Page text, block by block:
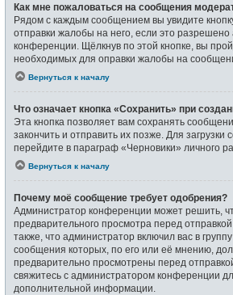
Как мне пожаловаться на сообщения
Рядом с каждым сообщением вы увидите
отправки жалобы на него, если это
конференции. Щёлкнув по этой кнопке, вы
необходимых для оправки жалобы на
Вернуться к началу
Что означает кнопка «Сохранить» при
Эта кнопка позволяет вам сохранять
закончить и отправить их позже. Для загрузки
перейдите в параграф «Черновики» личного
Вернуться к началу
Почему моё сообщение требует одобрения?
Администратор конференции может решить,
предварительного просмотра перед
также, что администратор включил вас в
сообщения которых, по его или её мнению,
предварительно просмотрены перед
свяжитесь с администратором конференции
дополнительной информации.